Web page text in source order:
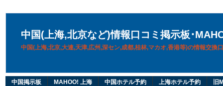
中国(上海,北京など)情報口コミ掲示板･
中国(上海,北京,大連,天津,広州,深セン,成都,桂林,マカオ,香港等)の情報交換
中国掲示板 MAHOO! 上海 中国ホテル予約 上海ホテル予約 旧